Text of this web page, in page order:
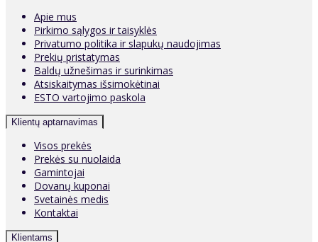
Apie mus
Pirkimo sąlygos ir taisyklės
Privatumo politika ir slapukų naudojimas
Prekių pristatymas
Baldų užnešimas ir surinkimas
Atsiskaitymas išsimokėtinai
ESTO vartojimo paskola
Klientų aptarnavimas
Visos prekės
Prekės su nuolaida
Gamintojai
Dovanų kuponai
Svetainės medis
Kontaktai
Klientams